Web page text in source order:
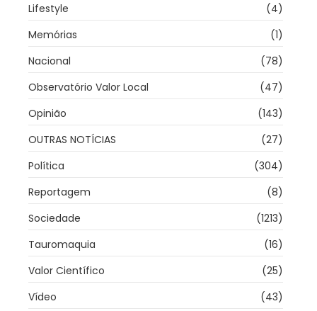
Lifestyle
(4)
Memórias
(1)
Nacional
(78)
Observatório Valor Local
(47)
Opinião
(143)
OUTRAS NOTÍCIAS
(27)
Política
(304)
Reportagem
(8)
Sociedade
(1213)
Tauromaquia
(16)
Valor Científico
(25)
Vídeo
(43)